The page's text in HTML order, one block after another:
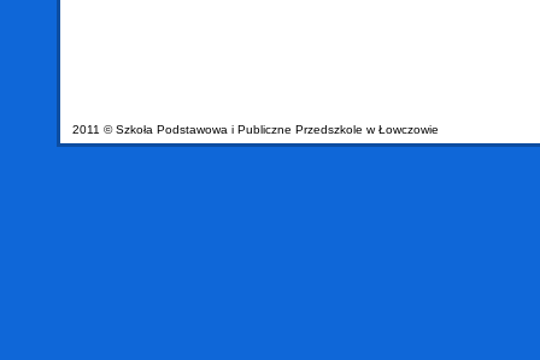
2011 © Szkoła Podstawowa i Publiczne Przedszkole w Łowczowie